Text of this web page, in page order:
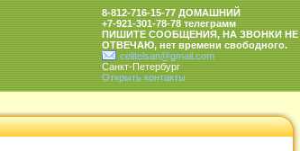
8-812-716-15-77 ДОМАШНИЙ
+7-921-301-78-78 телеграмм
ПИШИТЕ СООБЩЕНИЯ, НА ЗВОНКИ НЕ
ОТВЕЧАЮ, нет времени свободного.
celitelsan@gmail.com
Санкт-Петербург
Открыть контакты